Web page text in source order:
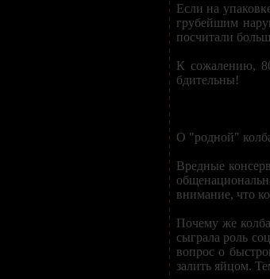
Если на
грубейшим
посчитали
К сожалению,
бдительны!
О "родной"
Вредные
внимание, что
Почему же
сыграла роль
вопрос о
залить яйцом.